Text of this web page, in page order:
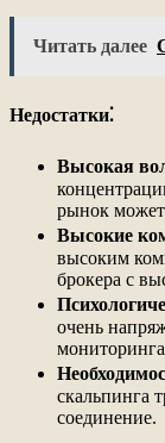
Читать далее
Недостатки⁚
Высокая
рынок может
Высокие
высоким
брокера с
очень
скальпинга
соединение.